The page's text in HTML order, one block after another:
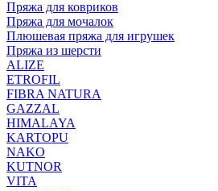
Пряжа для ковриков
Пряжа для мочалок
Плюшевая пряжа для игрушек
Пряжа из шерсти
ALIZE
ETROFIL
FIBRA NATURA
GAZZAL
HIMALAYA
KARTOPU
NAKO
KUTNOR
VITA